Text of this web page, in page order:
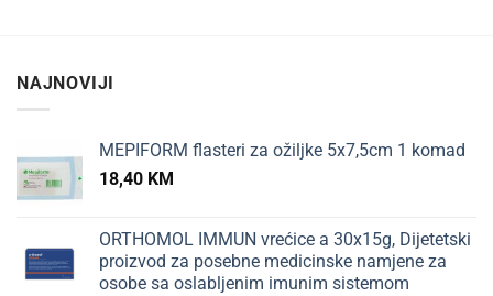
NAJNOVIJI
MEPIFORM flasteri za ožiljke 5x7,5cm 1 komad
18,40 KM
ORTHOMOL IMMUN vrećice a 30x15g, Dijetetski
proizvod za posebne medicinske namjene za
osobe sa oslabljenim imunim sistemom